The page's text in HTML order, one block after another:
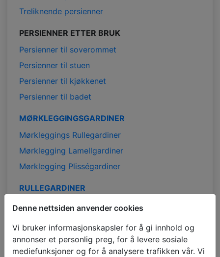
Denne nettsiden anvender cookies
Vi bruker informasjonskapsler for å gi innhold og
annonser et personlig preg, for å levere sosiale
mediefunksjoner og for å analysere trafikken vår. Vi
Treliknende persienner
PERSIENNER ETTER BRUK
Persienner til soverommet
Persienner til stuen
Persienner til kjøkkenet
Persienner til badet
MØRKLEGGINGSGARDINER
Mørkleggings Rullegardiner
Mørklegging Lamellgardiner
Mørklegging Plisségardiner
RULLEGARDINER
Rullegardiner
Duo Rullegardiner
Rullegardiner på mål